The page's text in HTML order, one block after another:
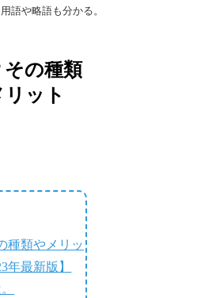
語や略語も分かる。
その種類
ット
種類やメリッ
年最新版】